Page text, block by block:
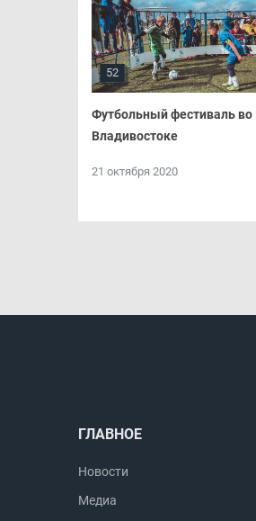
52
Футбольный фестиваль во
Владивостоке
21 октября 2020
ГЛАВНОЕ
Новости
Медиа